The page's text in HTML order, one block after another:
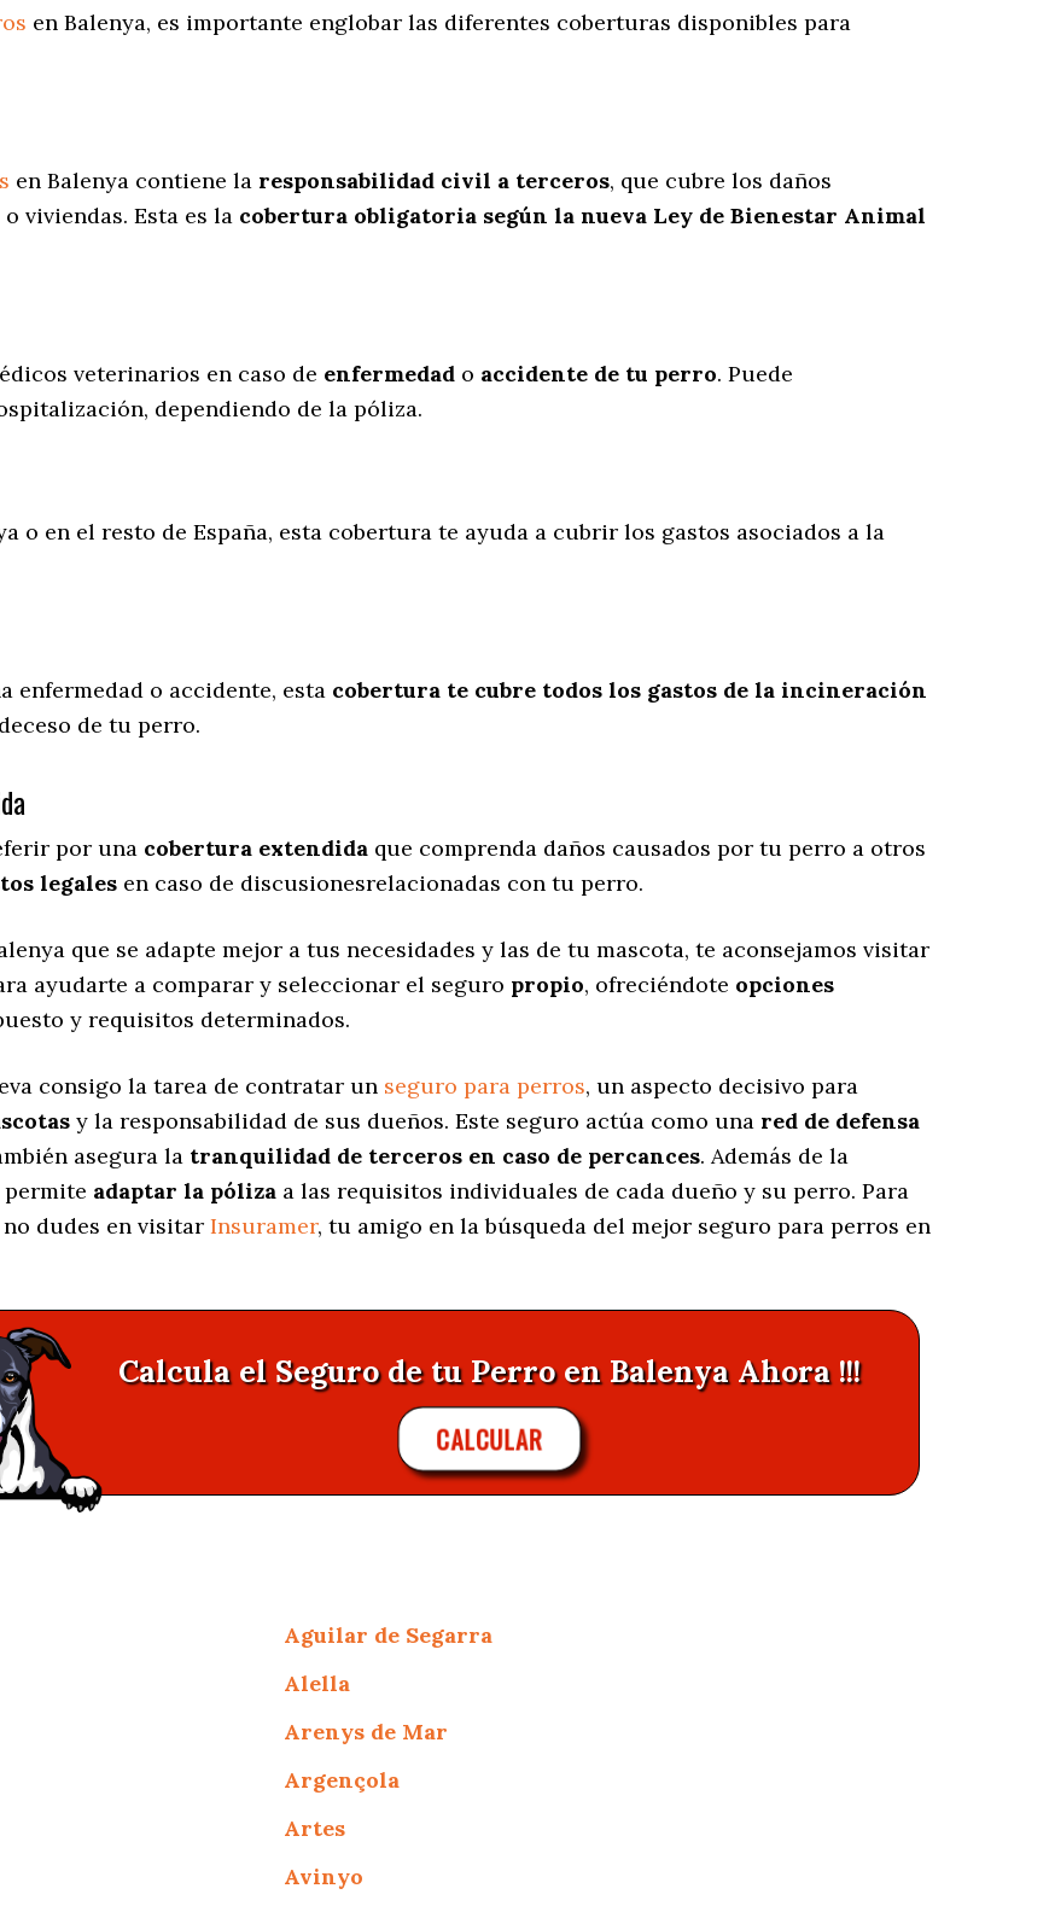
en Balenya, es importante englobar las diferentes coberturas disponibles para
en Balenya contiene la responsabilidad civil a terceros, que cubre los daños
viviendas. Esta es la cobertura obligatoria según la nueva Ley de Bienestar Animal
veterinarios en caso de enfermedad o accidente de tu perro. Puede
dependiendo de la póliza.
o en el resto de España, esta cobertura te ayuda a cubrir los gastos asociados a la
enfermedad o accidente, esta cobertura te cubre todos los gastos de la incineración
de tu perro.
por una cobertura extendida que comprenda daños causados por tu perro a otros
legales en caso de discusionesrelacionadas con tu perro.
que se adapte mejor a tus necesidades y las de tu mascota, te aconsejamos visitar
ayudarte a comparar y seleccionar el seguro propio, ofreciéndote opciones
y requisitos determinados.
consigo la tarea de contratar un seguro para perros, un aspecto decisivo para
y la responsabilidad de sus dueños. Este seguro actúa como una red de defensa
asegura la tranquilidad de terceros en caso de percances. Además de la
adaptar la póliza a las requisitos individuales de cada dueño y su perro. Para
no dudes en visitar Insuramer, tu amigo en la búsqueda del mejor seguro para perros en
Calcula el Seguro de tu Perro en Balenya Ahora !!!
CALCULAR
Aguilar de Segarra
Alella
Arenys de Mar
Argençola
Artes
Avinyo